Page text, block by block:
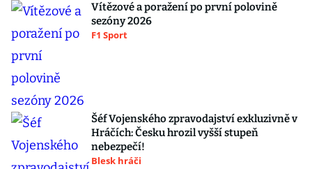
Vítězové a poražení po první polovině
sezóny 2026
F1 Sport
Šéf Vojenského zpravodajství exkluzivně v
Hráčích: Česku hrozil vyšší stupeň
nebezpečí!
Blesk hráči